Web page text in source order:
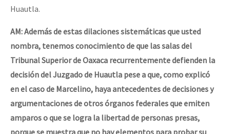
Huautla.
AM: Además de estas dilaciones sistemáticas que usted
nombra, tenemos conocimiento de que las salas del
Tribunal Superior de Oaxaca recurrentemente defienden la
decisión del Juzgado de Huautla pese a que, como explicó
en el caso de Marcelino, haya antecedentes de decisiones y
argumentaciones de otros órganos federales que emiten
amparos o que se logra la libertad de personas presas,
porque se muestra que no hay elementos para probar su